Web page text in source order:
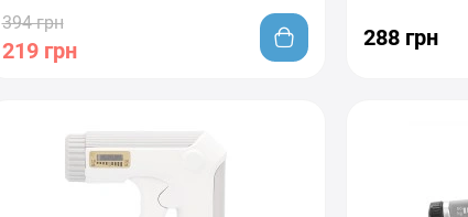
394 грн
219 грн 288 грн